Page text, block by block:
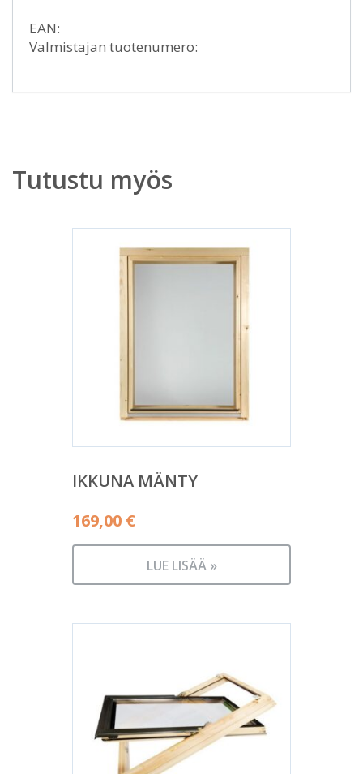
EAN:
Valmistajan tuotenumero:
Tutustu myös
IKKUNA MÄNTY
169,00 €
LUE LISÄÄ »